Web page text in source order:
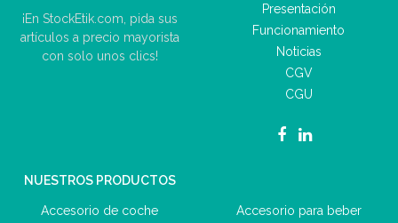
¡En StockEtik.com, pida sus
artículos a precio mayorista
con solo unos clics!
Presentación
Funcionamiento
Noticias
CGV
CGU
NUESTROS PRODUCTOS
Accesorio de coche
Accesorio para beber